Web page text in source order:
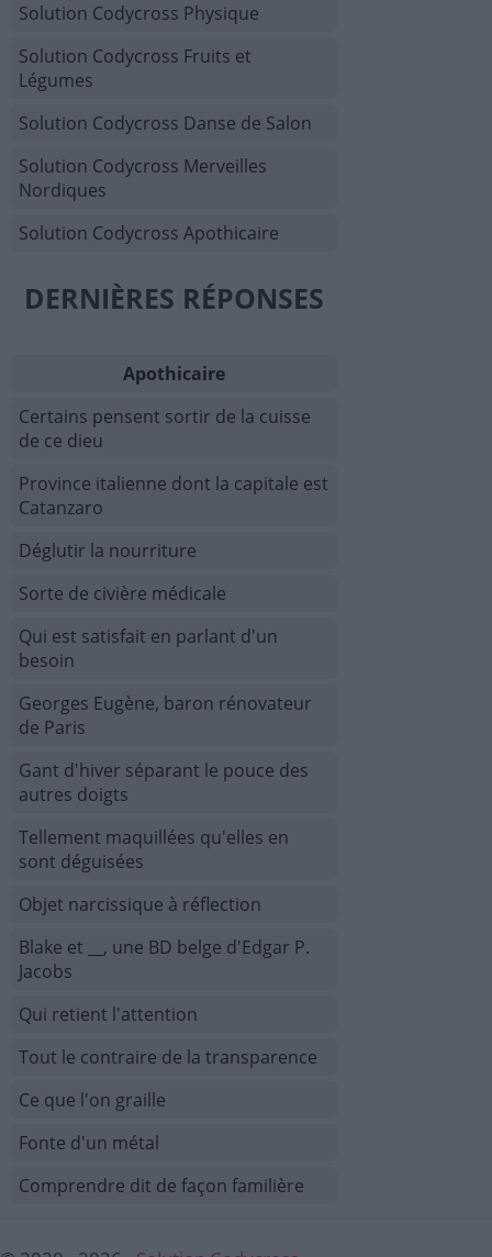
Solution Codycross Physique
Solution Codycross Fruits et
Légumes
Solution Codycross Danse de Salon
Solution Codycross Merveilles
Nordiques
Solution Codycross Apothicaire
DERNIÈRES RÉPONSES
Apothicaire
Certains pensent sortir de la cuisse
de ce dieu
Province italienne dont la capitale est
Catanzaro
Déglutir la nourriture
Sorte de civière médicale
Qui est satisfait en parlant d'un
besoin
Georges Eugène, baron rénovateur
de Paris
Gant d'hiver séparant le pouce des
autres doigts
Tellement maquillées qu'elles en
sont déguisées
Objet narcissique à réflection
Blake et __, une BD belge d'Edgar P.
Jacobs
Qui retient l'attention
Tout le contraire de la transparence
Ce que l'on graille
Fonte d'un métal
Comprendre dit de façon familière